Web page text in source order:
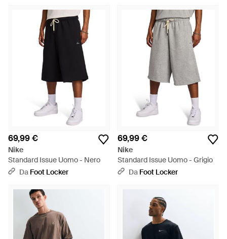
69,99 €
Nike
Standard Issue Uomo - Nero
Da Foot Locker
69,99 €
Nike
Standard Issue Uomo - Grigio
Da Foot Locker